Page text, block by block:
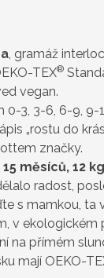
, gramáž
TEX®
vegan.
3, 3-6, 6-9, 9-
„rostu do
značky.
15 měsíců, 12 kg
radost,
s mamkou, ta
v ekologickém
na přímém
mají OEKO-